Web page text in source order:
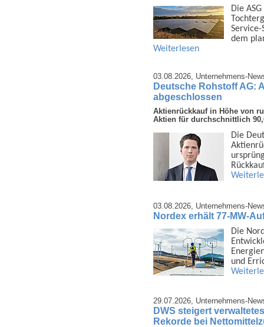
Die
Service-
dem
Weiterlesen
03.08.2026, Unternehmens-
Deutsche Rohstoff AG:
abgeschlossen
Aktienrückkauf in Höhe von
Aktien für durchschnittlich
Die
03.08.2026, Unternehmens-
Nordex erhält 77-MW-
Die
und
29.07.2026, Unternehmens-
DWS steigert
Rekorde bei